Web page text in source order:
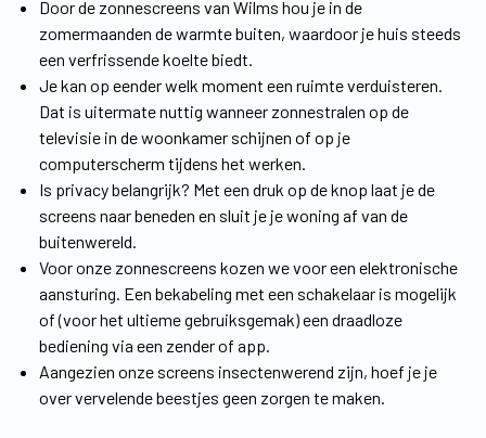
Door de zonnescreens van Wilms hou je in de
zomermaanden de warmte buiten, waardoor je huis steeds
een verfrissende koelte biedt.
Je kan op eender welk moment een ruimte verduisteren.
Dat is uitermate nuttig wanneer zonnestralen op de
televisie in de woonkamer schijnen of op je
computerscherm tijdens het werken.
Is privacy belangrijk? Met een druk op de knop laat je de
screens naar beneden en sluit je je woning af van de
buitenwereld.
Voor onze zonnescreens kozen we voor een elektronische
aansturing. Een bekabeling met een schakelaar is mogelijk
of (voor het ultieme gebruiksgemak) een draadloze
bediening via een zender of app.
Aangezien onze screens insectenwerend zijn, hoef je je
over vervelende beestjes geen zorgen te maken.